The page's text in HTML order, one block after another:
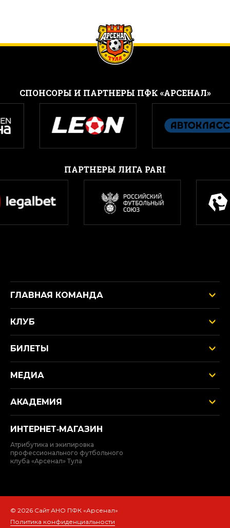
CПОНСОРЫ И ПАРТНЕРЫ ПФК «АРСЕНАЛ»
ПАРТНЕРЫ ЛИГА PARI
ГЛАВНАЯ КОМАНДА
КЛУБ
БИЛЕТЫ
МЕДИА
АКАДЕМИЯ
ИНТЕРНЕТ‑МАГАЗИН
Атрибутика и экипировка
профессионального футбольного
клуба «Арсенал» Тула
© 2026 Сайт АНО ПФК «Арсенал»
Политика конфиденциальности